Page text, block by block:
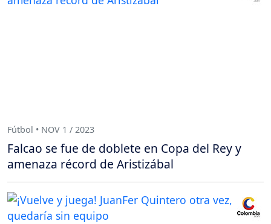
Fútbol • NOV 1 / 2023
Falcao se fue de doblete en Copa del Rey y
amenaza récord de Aristizábal